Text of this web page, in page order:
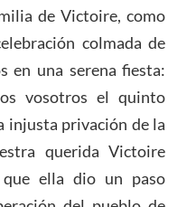
de Victoire, como
colmada de
en una serena fiesta:
vosotros el quinto
injusta privación de la
querida Victoire
ella dio un paso